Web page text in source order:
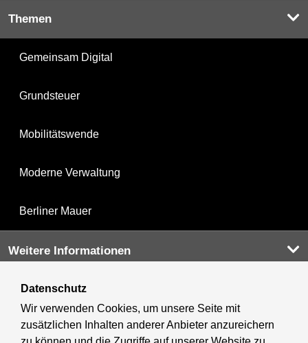
Themen
Gemeinsam Digital
Grundsteuer
Mobilitätswende
Moderne Verwaltung
Berliner Mauer
Weitere Informationen
Kultur & Ausgehen
Tourismus
Datenschutz
Wir verwenden Cookies, um unsere Seite mit
zusätzlichen Inhalten anderer Anbieter anzureichern